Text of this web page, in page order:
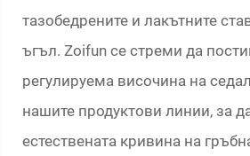
тазобедрените и лакътните
ъгъл. Zoifun се стреми да
регулируема височина на
нашите продуктови линии, за
естествената кривина на